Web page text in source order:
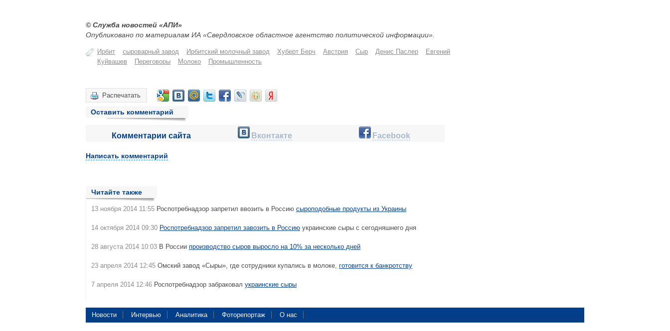
© Служба новостей «АПИ»
Опубликовано по материалам ИА «Свердловское областное агентство политической информации».
Ирбит сыроварный завод Ирбитский молочный завод Хуберт Берч Австрия Сыр Денис Паслер
Евгений
Куйвашев
Переговоры Молоко Промышленность
Распечатать
Оставить комментарий
Комментарии сайта Вконтакте Facebook
Написать комментарий
Читайте также
13 ноября 2014 11:55 Роспотребнадзор запретил ввозить в Россию сыроподобные продукты из Украины
14 октября 2014 09:30 Роспотребнадзор запретил завозить в Россию украинские сыры с сегодняшнего дня
28 августа 2014 10:03 В России производство сыров выросло на 10% за несколько дней
23 апреля 2014 12:45 Омский завод «Сыры», где сотрудники купались в молоке, готовится к банкротству
7 апреля 2014 12:46 Роспотребнадзор забраковал украинские сыры
Новости Интервью Аналитика Фоторепортаж О нас